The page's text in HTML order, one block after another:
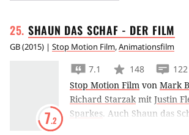
SHAUN DAS SCHAF - DER FILM
GB(2015) | Stop Motion Film,Animationsfilm
7.2
7.1 148
122
Stop Motion Film von Mark
Richard Starzak mit Justin
Sparkes. Auch Shaun das